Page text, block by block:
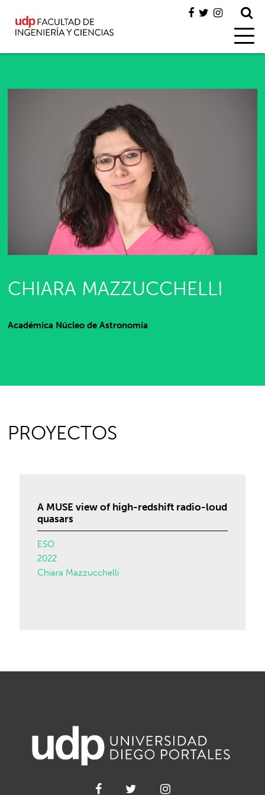
CHIARA MAZZUCCHELLI
Académica Núcleo de Astronomía
PROYECTOS
A MUSE view of high-redshift radio-loud
quasars
ESO
2022
Chiara Mazzucchelli